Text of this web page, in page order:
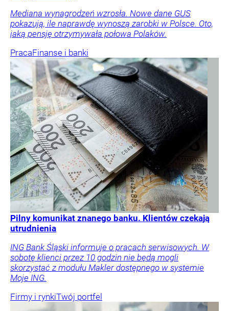
Mediana wynagrodzeń wzrosła. Nowe dane GUS
pokazują, ile naprawdę wynoszą zarobki w Polsce. Oto,
jaką pensję otrzymywała połowa Polaków.
PracaFinanse i banki
Pilny komunikat znanego banku. Klientów czekają
utrudnienia
ING Bank Śląski informuje o pracach serwisowych. W
sobotę klienci przez 10 godzin nie będą mogli
skorzystać z modułu Makler dostępnego w systemie
Moje ING.
Firmy i rynkiTwój portfel